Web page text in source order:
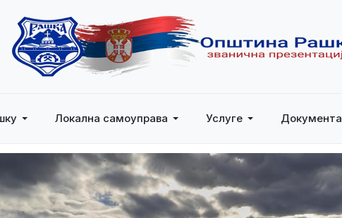
Локална самоуправа Услуге Документа